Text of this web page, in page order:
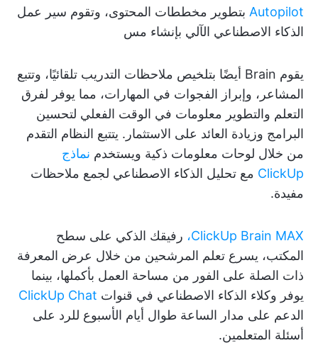
Autopilot بتطوير مخططات المحتوى، وتقوم سير عمل
الذكاء الاصطناعي الآلي بإنشاء مس
يقوم Brain أيضًا بتلخيص ملاحظات التدريب تلقائيًا، وتتبع
المشاعر، وإبراز الفجوات في المهارات، مما يوفر لفرق
التعلم والتطوير معلومات في الوقت الفعلي لتحسين
البرامج وزيادة العائد على الاستثمار. يتتبع النظام التقدم
من خلال لوحات معلومات ذكية ويستخدم نماذج
ClickUp مع تحليل الذكاء الاصطناعي لجمع ملاحظات
مفيدة.
ClickUp Brain MAX،
رفيقك الذكي على سطح
المكتب، يسرع تعلم المرشحين من خلال عرض المعرفة
ذات الصلة على الفور من مساحة العمل بأكملها، بينما
يوفر وكلاء الذكاء الاصطناعي في قنوات ClickUp Chat
الدعم على مدار الساعة طوال أيام الأسبوع للرد على
أسئلة المتعلمين.